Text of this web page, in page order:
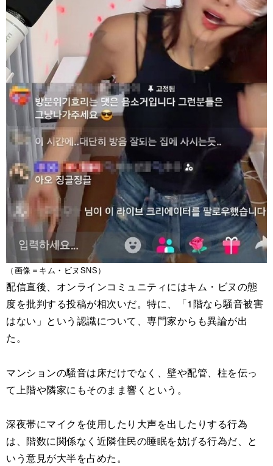
（画像＝キム・ビヌSNS）
配信直後、オンラインコミュニティにはキム・ビヌの態
度を批判する投稿が相次いだ。特に、「1階なら騒音被害
はない」という認識について、専門家からも異論が出
た。
マンションの騒音は床だけでなく、壁や配管、柱を伝っ
て上階や隣家にもそのまま響くという。
深夜帯にマイクを使用したり大声を出したりする行為
は、階数に関係なく近隣住民の睡眠を妨げる行為だ、と
いう意見が大半を占めた。